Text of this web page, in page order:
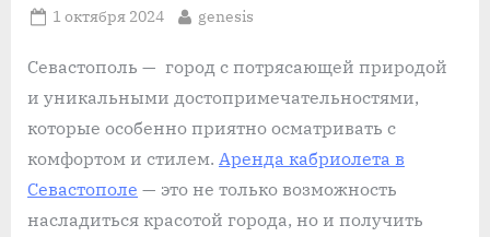
Posted
1 октября 2024 By
genesis
Севастополь — город с потрясающей природой
и уникальными достопримечательностями,
которые особенно приятно осматривать с
комфортом и стилем. Аренда кабриолета в
Севастополе — это не только возможность
насладиться красотой города, но и получить